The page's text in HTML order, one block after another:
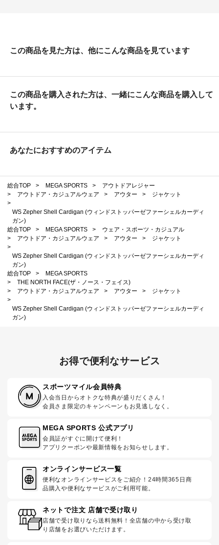
この商品を見た方は、他にこんな商品を見ています
この商品を購入された方は、一緒にこんな商品を購入して
います。
あなたにおすすめのアイテム
総合TOP > MEGA SPORTS >
アウトドアレジャー
>
アウトドア・カジュアルウェア > アウター >
ジャケット
>
WS Zepher Shell Cardigan (ウィンドストッパーゼファーシェルカーディ
ガン)
総合TOP
> MEGA SPORTS >
ウェア・スポーツ・カジュアル
>
アウトドア・カジュアルウェア > アウター >
ジャケット
>
WS Zepher Shell Cardigan (ウィンドストッパーゼファーシェルカーディ
ガン)
総合TOP
>
MEGA SPORTS
>
THE NORTH FACE(ザ・ノース・フェイス)
>
アウトドア・カジュアルウェア > アウター >
ジャケット
>
WS Zepher Shell Cardigan (ウィンドストッパーゼファーシェルカーディ
ガン)
お得で便利なサービス
スポーツマイル会員特典
入会当日からオトクな特典が盛りだくさん！
会員さま限定のキャンペーンもお見逃しなく。
MEGA SPORTS 公式アプリ
会員証がすぐに開けて便利！
アプリクーポンや最新情報をお知らせします。
オンラインサービス一覧
便利なオンラインサービスをご紹介！24時間365日商
品購入や便利なサービスがご利用可能。
ネットで注文 店舗で受け取り
店舗で受け取りなら送料無料！全店舗の中から受け取
り店舗をお選びいただけます。